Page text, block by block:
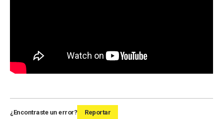
¿Encontraste un error? Reportar